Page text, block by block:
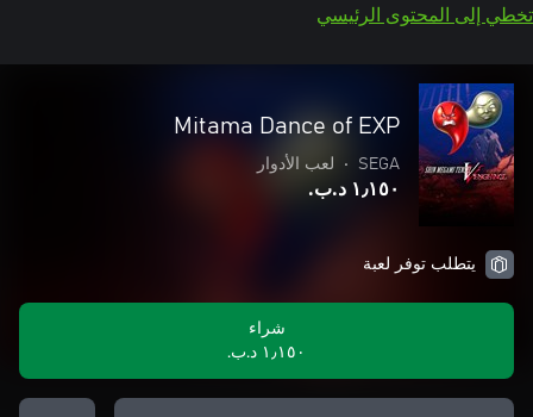
تخطي إلى المحتوى الرئيسي
Mitama Dance of EXP
SEGA
• لعب الأدوار
١٫١٥٠ د.ب.‏
يتطلب توفر لعبة
شراء
١٫١٥٠ د.ب.‏